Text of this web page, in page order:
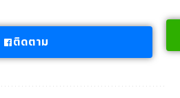
ติดตาม